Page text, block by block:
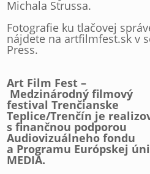
Michala Strussa.
Fotografie ku tlačovej
nájdete na artfilmfest.sk v
Press.
Art Film Fest –
Medzinárodný filmový
festival Trenčianske
Teplice/Trenčín je
s finančnou podporou
Audiovizuálneho fondu
a Programu Európskej
MEDIA.